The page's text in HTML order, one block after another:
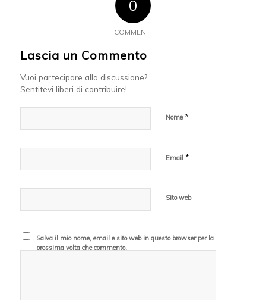
0
COMMENTI
Lascia un Commento
Vuoi partecipare alla discussione?
Sentitevi liberi di contribuire!
Nome *
Email *
Sito web
Salva il mio nome, email e sito web in questo browser per la
prossima volta che commento.